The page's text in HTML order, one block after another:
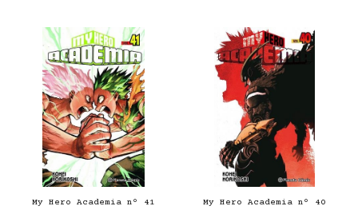
My Hero Academia nº 41
My Hero Academia nº 40